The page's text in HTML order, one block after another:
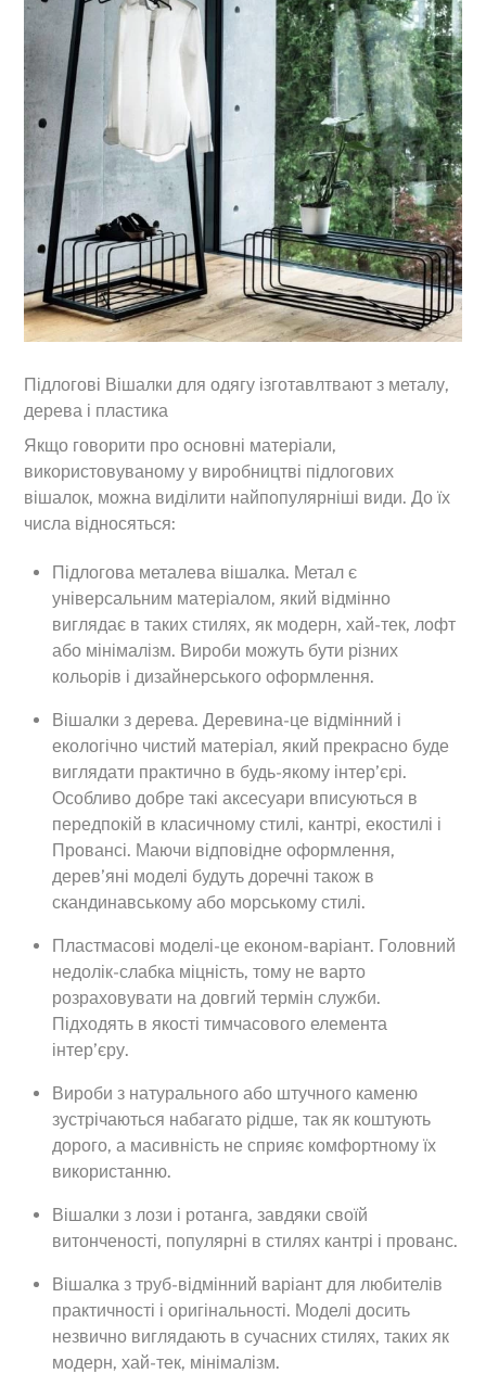
Підлогові Вішалки для одягу ізготавлтвают з металу,
дерева і пластика
Якщо говорити про основні матеріали,
використовуваному у виробництві підлогових
вішалок, можна виділити найпопулярніші види. До їх
числа відносяться:
Підлогова металева вішалка. Метал є
універсальним матеріалом, який відмінно
виглядає в таких стилях, як модерн, хай-тек, лофт
або мінімалізм. Вироби можуть бути різних
кольорів і дизайнерського оформлення.
Вішалки з дерева. Деревина-це відмінний і
екологічно чистий матеріал, який прекрасно буде
виглядати практично в будь-якому інтер’єрі.
Особливо добре такі аксесуари вписуються в
передпокій в класичному стилі, кантрі, екостилі і
Провансі. Маючи відповідне оформлення,
дерев’яні моделі будуть доречні також в
скандинавському або морському стилі.
Пластмасові моделі-це економ-варіант. Головний
недолік-слабка міцність, тому не варто
розраховувати на довгий термін служби.
Підходять в якості тимчасового елемента
інтер’єру.
Вироби з натурального або штучного каменю
зустрічаються набагато рідше, так як коштують
дорого, а масивність не сприяє комфортному їх
використанню.
Вішалки з лози і ротанга, завдяки своїй
витонченості, популярні в стилях кантрі і прованс.
Вішалка з труб-відмінний варіант для любителів
практичності і оригінальності. Моделі досить
незвично виглядають в сучасних стилях, таких як
модерн, хай-тек, мінімалізм.